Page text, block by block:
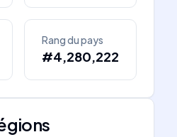
Rang du pays
#4,280,222